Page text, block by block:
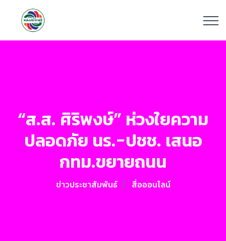
“ส.ส. ศิริพงษ์” ห่วงใยความ
ปลอดภัย นร.-ปชช. เสนอ
กทม.ขยายถนน
ข่าวประชาสัมพันธ์ สื่อออนไลน์